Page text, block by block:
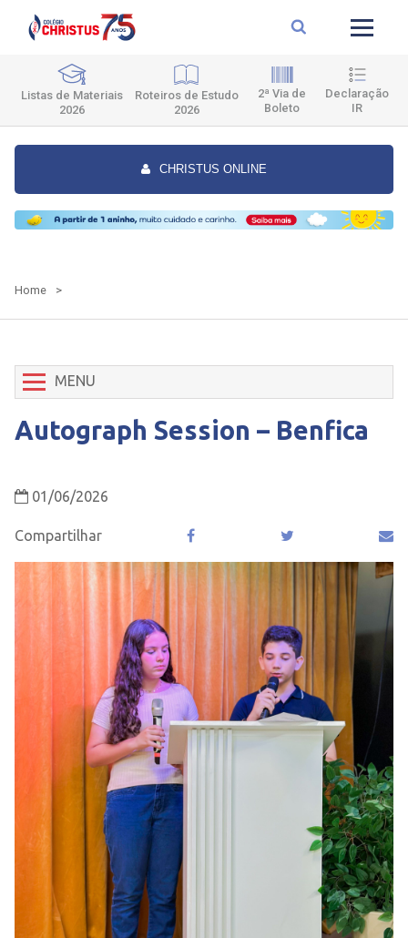
Listas de Materiais
2026
Roteiros de Estudo
2026
2ª Via de
Boleto
Declaração
IR
CHRISTUS ONLINE
Home >
MENU
Autograph Session – Benfica
01/06/2026
Compartilhar